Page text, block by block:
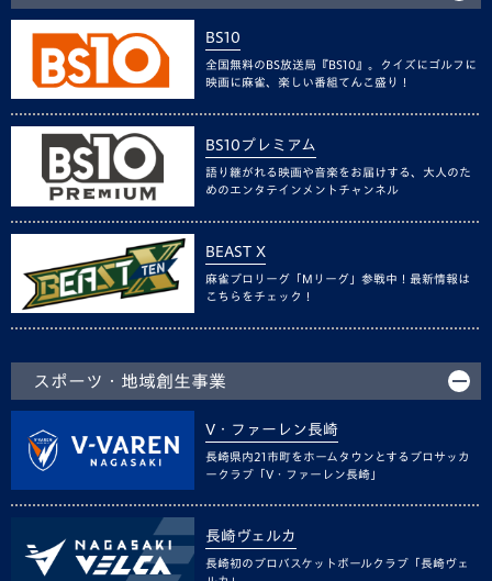
BS10
全国無料のBS放送局『BS10』。クイズにゴルフに
映画に麻雀、楽しい番組てんこ盛り！
BS10プレミアム
語り継がれる映画や音楽をお届けする、大人のた
めのエンタテインメントチャンネル
BEAST X
麻雀プロリーグ「Mリーグ」参戦中！最新情報は
こちらをチェック！
スポーツ・地域創生事業
V・ファーレン長崎
長崎県内21市町をホームタウンとするプロサッカ
ークラブ「V・ファーレン長崎」
長崎ヴェルカ
長崎初のプロバスケットボールクラブ「長崎ヴェ